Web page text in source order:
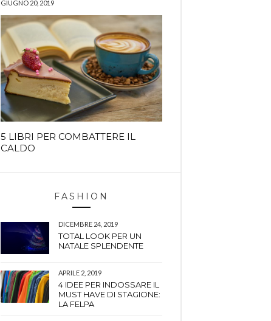
GIUGNO 20, 2019
5 LIBRI PER COMBATTERE IL
CALDO
FASHION
DICEMBRE 24, 2019
TOTAL LOOK PER UN
NATALE SPLENDENTE
APRILE 2, 2019
4 IDEE PER INDOSSARE IL
MUST HAVE DI STAGIONE:
LA FELPA